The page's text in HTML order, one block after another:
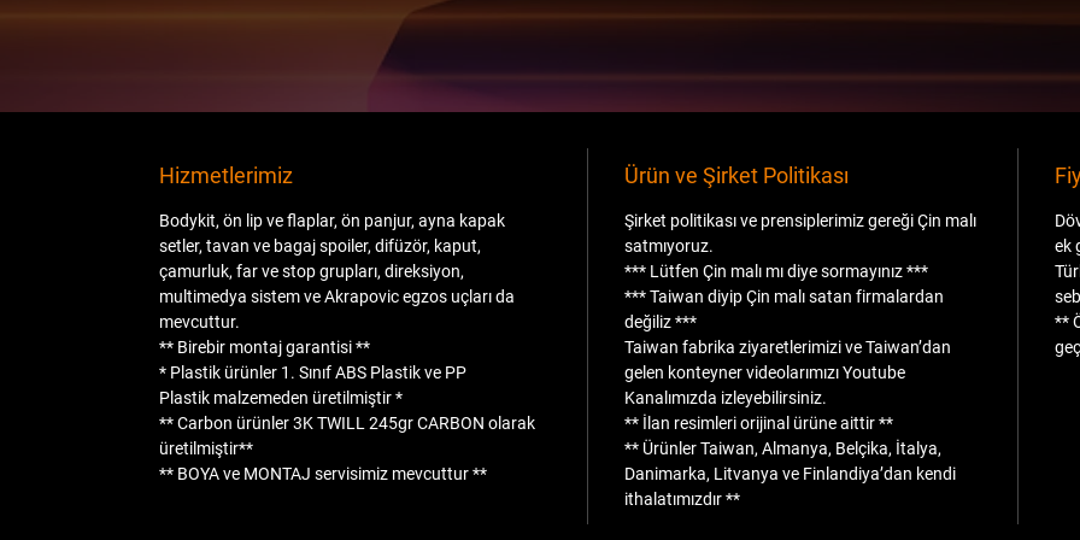
Hizmetlerimiz
Bodykit, ön lip ve flaplar, ön panjur, ayna kapak
setler, tavan ve bagaj spoiler, difüzör, kaput,
çamurluk, far ve stop grupları, direksiyon,
multimedya sistem ve Akrapovic egzos uçları da
mevcuttur.
** Birebir montaj garantisi **
* Plastik ürünler 1. Sınıf ABS Plastikve PP
Plastik malzemeden üretilmiştir *
** Carbon ürünler3K TWILL 245gr CARBON olarak
üretilmiştir**
** BOYAve MONTAJ servisimiz mevcuttur **
Ürün ve Şirket Politikası
Şirket politikası ve prensiplerimiz gereği Çin malı
satmıyoruz.
*** Lütfen Çin malı mı diye sormayınız ***
*** Taiwan diyip Çin malı satan firmalardan
değiliz ***
Taiwan fabrika ziyaretlerimizi ve Taiwan’dan
gelen konteyner videolarımızı Youtube
Kanalımızda izleyebilirsiniz.
** İlan resimleri orijinal ürüne aittir **
** Ürünler Taiwan, Almanya, Belçika, İtalya,
Danimarka, Litvanya ve Finlandiya’dan kendi
ithalatımızdır **
ek
**